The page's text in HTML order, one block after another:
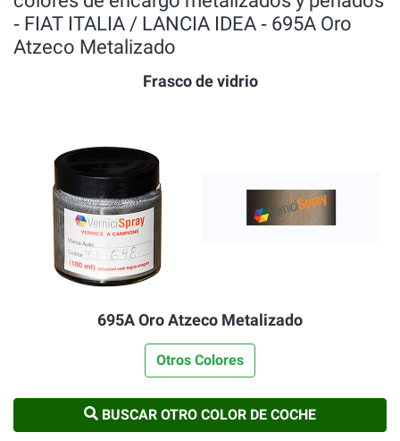
‐ FIAT ITALIA / LANCIA IDEA ‐ 695A Oro
Atzeco Metalizado
Frasco de vidrio
695A Oro Atzeco Metalizado
Otros Colores
BUSCAR OTRO COLOR DE COCHE